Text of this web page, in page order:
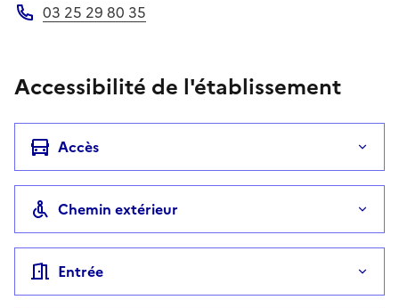
03 25 29 80 35
Accessibilité de l'établissement
Accès
Chemin extérieur
Entrée